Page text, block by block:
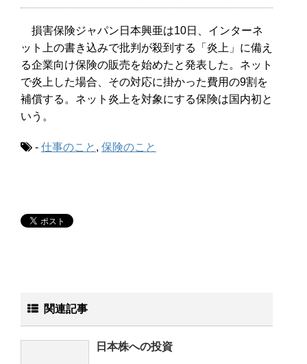
損害保険ジャパン日本興亜は10日、インターネ
ット上の書き込みで批判が殺到する「炎上」に備え
る企業向け保険の販売を始めたと発表した。ネット
で炎上した場合、その対応に掛かった費用の9割を
補償する。ネット炎上を対象にする保険は国内初と
いう。
- 仕事のこと , 保険のこと
関連記事
日本株への投資